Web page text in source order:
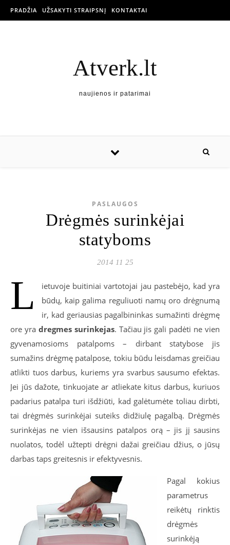
PRADŽIA UŽSAKYTI STRAIPSNĮ KONTAKTAI
Atverk.lt
naujienos ir patarimai
PASLAUGOS
Drėgmės surinkėjai
statyboms
2014 11 25
L
ietuvoje buitiniai vartotojai jau pastebėjo, kad yra
būdų, kaip galima reguliuoti namų oro drėgnumą
ir, kad geriausias pagalbininkas sumažinti drėgmę
ore yra dregmes surinkejas. Tačiau jis gali padėti ne vien
gyvenamosioms patalpoms – dirbant statybose jis
sumažins drėgmę patalpose, tokiu būdu leisdamas greičiau
atlikti tuos darbus, kuriems yra svarbus sausumo efektas.
Jei jūs dažote, tinkuojate ar atliekate kitus darbus, kuriuos
padarius patalpa turi išdžiūti, kad galėtumėte toliau dirbti,
tai drėgmės surinkėjai suteiks didžiulę pagalbą. Drėgmės
surinkėjas ne vien išsausins patalpos orą – jis jį sausins
nuolatos, todėl užtepti drėgni dažai greičiau džius, o jūsų
darbas taps greitesnis ir efektyvesnis.
Pagal kokius
parametrus
reikėtų rinktis
drėgmės
surinkėją